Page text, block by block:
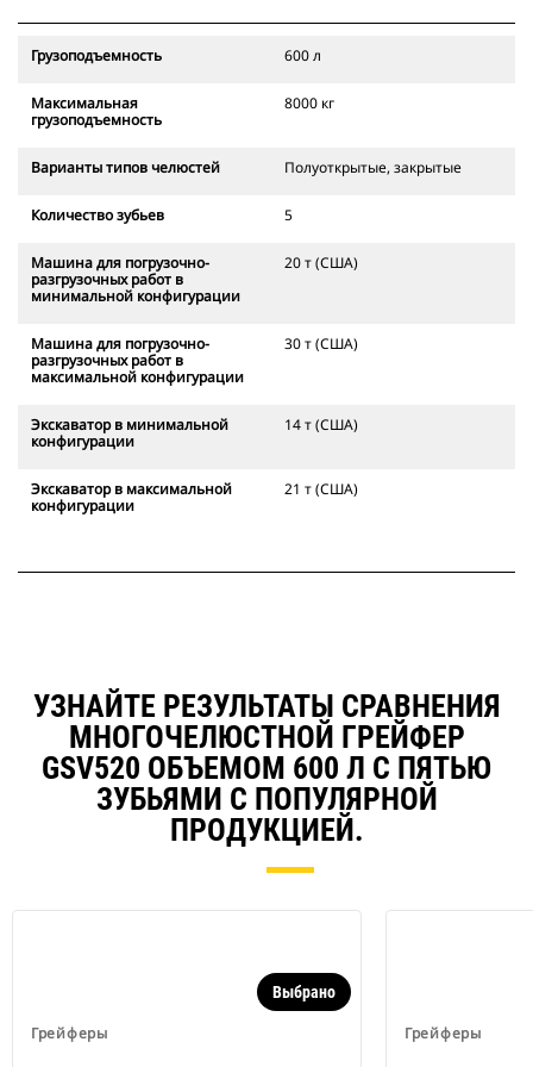
вертикальном положении при
Грузоподъемность 600 л
Максимальная
грузоподъемность
8000 кг
Варианты типов челюстей Полуоткрытые, закрытые
Количество зубьев 5
Машина для погрузочно-
разгрузочных работ в
минимальной конфигурации
20 т (США)
Машина для погрузочно-
разгрузочных работ в
максимальной конфигурации
30 т (США)
Экскаватор в минимальной
конфигурации
14 т (США)
Экскаватор в максимальной
конфигурации
21 т (США)
УЗНАЙТЕ РЕЗУЛЬТАТЫ СРАВНЕНИЯ
МНОГОЧЕЛЮСТНОЙ ГРЕЙФЕР
GSV520 ОБЪЕМОМ 600 Л С ПЯТЬЮ
ЗУБЬЯМИ С ПОПУЛЯРНОЙ
ПРОДУКЦИЕЙ.
Грейферы
Выбрано
Грейферы